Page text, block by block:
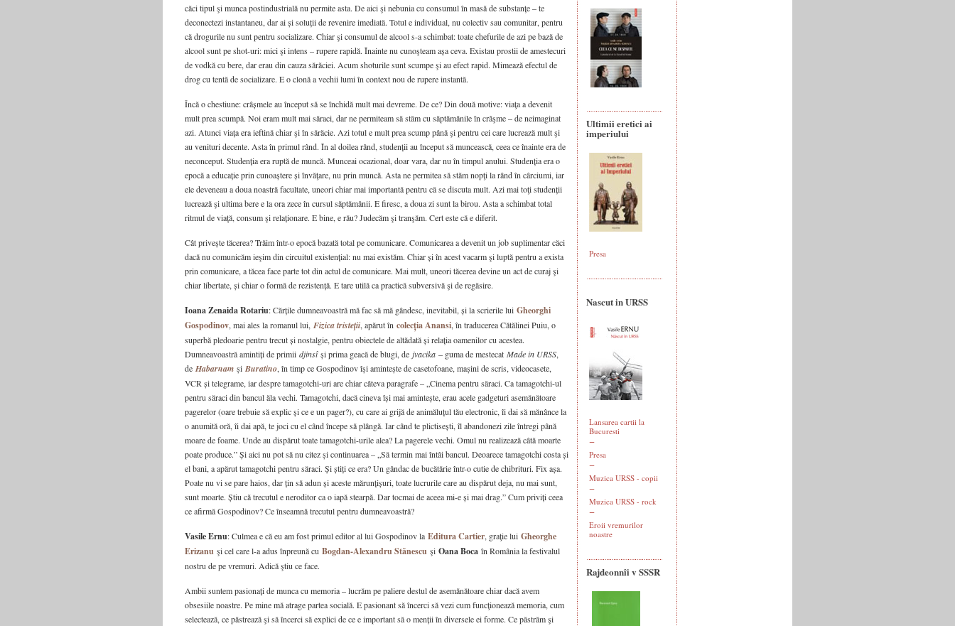
căci tipul şi munca postindustrială nu permite asta. De aici şi nebunia cu consumul în masă de substanțe – te
deconectezi instantaneu, dar ai și soluții de revenire imediată. Totul e individual, nu colectiv sau comunitar, pentru
că drogurile nu sunt pentru socializare. Chiar şi consumul de alcool s-a schimbat: toate chefurile de azi pe bază de
alcool sunt pe shot-uri: mici şi intens – rupere rapidă. Înainte nu cunoşteam așa ceva. Existau prostii de amestecuri
de vodkă cu bere, dar erau din cauza sărăciei. Acum shoturile sunt scumpe şi au efect rapid. Mimează efectul de
drog cu tentă de socializare. E o clonă a vechii lumi în context nou de rupere instantă.
Încă o chestiune: crâșmele au început să se închidă mult mai devreme. De ce? Din două motive: viaţa a devenit
mult prea scumpă. Noi eram mult mai săraci, dar ne permiteam să stăm cu săptămânile în crâşme – de neimaginat
azi. Atunci viața era ieftină chiar şi în sărăcie. Azi totul e mult prea scump până şi pentru cei care lucrează mult şi
au venituri decente. Asta în primul rând. În al doilea rând, studenții au început să muncească, ceea ce înainte era de
neconceput. Studenția era ruptă de muncă. Munceai ocazional, doar vara, dar nu în timpul anului. Studenția era o
epocă a educație prin cunoaștere și învăţare, nu prin muncă. Asta ne permitea să stăm nopţi la rând în cârciumi, iar
ele deveneau a doua noastră facultate, uneori chiar mai importantă pentru că se discuta mult. Azi mai toţi studenții
lucrează şi ultima bere e la ora zece în cursul săptămânii. E firesc, a doua zi sunt la birou. Asta a schimbat total
ritmul de viaţă, consum şi relaționare. E bine, e rău? Judecăm şi tranşăm. Cert este că e diferit.
Cât privește tăcerea? Trăim într-o epocă bazată total pe comunicare. Comunicarea a devenit un job suplimentar căci
dacă nu comunicăm ieşim din circuitul existențial: nu mai existăm. Chiar și în acest vacarm şi luptă pentru a exista
prin comunicare, a tăcea face parte tot din actul de comunicare. Mai mult, uneori tăcerea devine un act de curaj şi
chiar libertate, și chiar o formă de rezistență. E tare utilă ca practică subversivă şi de regăsire.
Ioana Zenaida Rotariu: Cărțile dumneavoastră mă fac să mă gândesc, inevitabil, și la scrierile lui Gheorghi
Gospodinov, mai ales la romanul lui, Fizica tristeții, apărut în colecția Anansi, în traducerea Cătălinei Puiu, o
superbă pledoarie pentru trecut și nostalgie, pentru obiectele de altădată și relația oamenilor cu acestea.
Dumneavoastră amintiți de primii djinsîși prima geacă de blugi, de jvacika – guma de mestecat Made in URSS,
de Habarnam și Buratino, în timp ce Gospodinov își amintește de casetofoane, mașini de scris, videocasete,
VCR și telegrame, iar despre tamagotchi-uri are chiar câteva paragrafe – „Cinema pentru săraci. Ca tamagotchi-ul
pentru săraci din bancul ăla vechi. Tamagotchi, dacă cineva își mai amintește, erau acele gadgeturi asemănătoare
pagerelor (oare trebuie să explic și ce e un pager?), cu care ai grijă de animăluțul tău electronic, îi dai să mănânce la
o anumită oră, îi dai apă, te joci cu el când începe să plângă. Iar când te plictisești, îl abandonezi zile întregi până
moare de foame. Unde au dispărut toate tamagotchi-urile alea? La pagerele vechi. Omul nu realizează câtă moarte
poate produce.” Și aici nu pot să nu citez și continuarea – „Să termin mai întâi bancul. Deoarece tamagotchi costa și
el bani, a apărut tamagotchi pentru săraci. Și știți ce era? Un gândac de bucătărie într-o cutie de chibrituri. Fix așa.
Poate nu vi se pare haios, dar țin să adun și aceste mărunțișuri, toate lucrurile care au dispărut deja, nu mai sunt,
sunt moarte. Știu că trecutul e neroditor ca o iapă stearpă. Dar tocmai de aceea mi-e și mai drag.” Cum priviți ceea
ce afirmă Gospodinov? Ce înseamnă trecutul pentru dumneavoastră?
Vasile Ernu: Culmea e că eu am fost primul editor al lui Gospodinov la Editura Cartier, graţie lui Gheorghe
Erizanu şi cel care l-a adus înpreună cu Bogdan-Alexandru Stănescu şi Oana Boca în România la festivalul
nostru de pe vremuri. Adică ştiu ce face.
Ambii suntem pasionați de munca cu memoria – lucrăm pe paliere destul de asemănătoare chiar dacă avem
obsesiile noastre. Pe mine mă atrage partea socială. E pasionant să încerci să vezi cum funcţionează memoria, cum
selectează, ce păstrează şi să încerci să explici de ce e important să o menții în diversele ei forme. Ce păstrăm şi
Ultimii eretici ai
imperiului
Presa
Nascut in URSS
Lansarea cartii la
Bucuresti
Presa
Muzica URSS - copii
Muzica URSS - rock
Eroii vremurilor
noastre
Rajdeonnîi v SSSR